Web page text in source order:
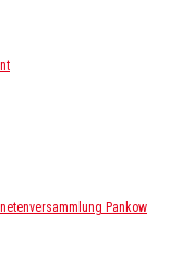
Pankow